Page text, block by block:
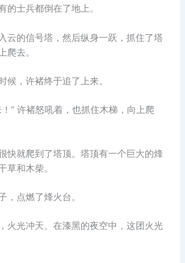
的士兵都倒在了地上。
云的信号塔，然后纵身一跃，抓住了塔
爬去。
候，许褚终于追了上来。
” 许褚怒吼着，也抓住木梯，向上爬
快就爬到了塔顶。塔顶有一个巨大的烽
草和木柴。
，点燃了烽火台。
火光冲天。在漆黑的夜空中，这团火光